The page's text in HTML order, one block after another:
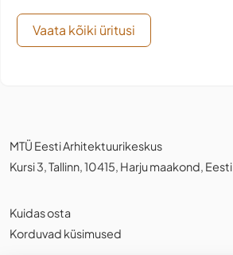
Vaata kõiki üritusi
MTÜ Eesti Arhitektuurikeskus
Kursi 3, Tallinn, 10415, Harju maakond, Eesti
Kuidas osta
Korduvad küsimused